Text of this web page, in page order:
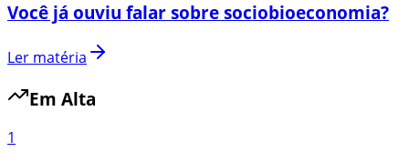
Você já ouviu falar sobre sociobioeconomia?
Ler matéria
Em Alta
1